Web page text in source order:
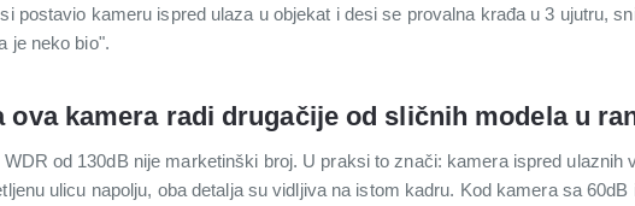
postavio kameru ispred ulaza u objekat i desi se provalna krađa u 3 ujutru,
je neko bio".
ova kamera radi drugačije od sličnih modela u
WDR od 130dB nije marketinški broj. U praksi to znači: kamera ispred
ulicu napolju, oba detalja su vidljiva na istom kadru. Kod kamera sa